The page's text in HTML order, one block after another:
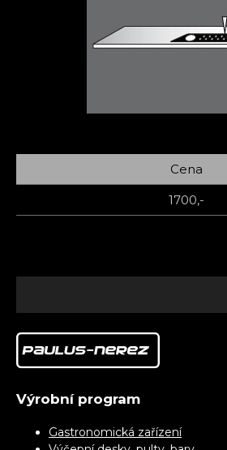
Cena
1700,-
Výrobní program
Gastronomická zařízení